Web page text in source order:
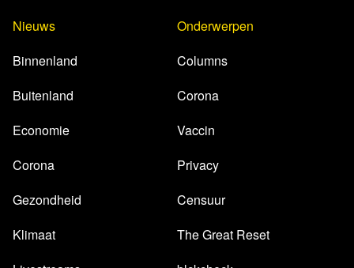
Nieuws
Binnenland
Buitenland
Economie
Corona
Gezondheid
Klimaat
Onderwerpen
Columns
Corona
Vaccin
Privacy
Censuur
The Great Reset